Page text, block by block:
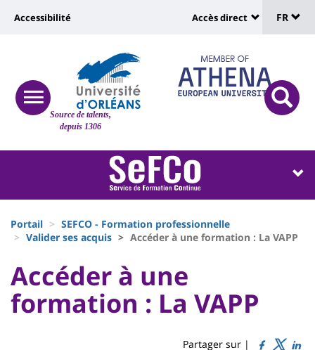
Site
Source de talents,
depuis 1306
Recherche
responsive
menu
button
Université
vers
page
accessibilité
Accessibilité
:
Shortcut
links
Accès direct
de
FR
Block
liste
composantes
d'Ariane
Portail
SEFCO - Formation professionnelle
Valider ses acquis
Accéder à une formation : La VAPP
University
:
Sidebar
University
:
Main
Titre
Accéder à une
formation : La VAPP
Partager sur |